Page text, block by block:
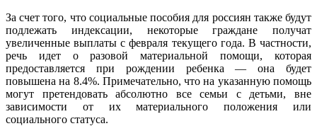
За счет того, что социальные пособия для россиян также будут
подлежать индексации, некоторые граждане получат
увеличенные выплаты с февраля текущего года. В частности,
речь идет о разовой материальной помощи, которая
предоставляется при рождении ребенка — она будет
повышена на 8.4%. Примечательно, что на указанную помощь
могут претендовать абсолютно все семьи с детьми, вне
зависимости от их материального положения или
социального статуса.